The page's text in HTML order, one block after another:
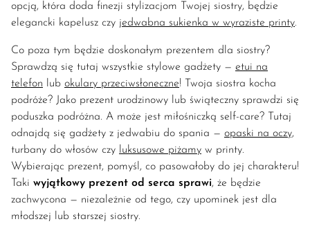
opcją, która doda finezji stylizacjom Twojej siostry, będzie
elegancki kapelusz czy jedwabna sukienka w wyraziste printy.
Co poza tym będzie doskonałym prezentem dla siostry?
Sprawdzą się tutaj wszystkie stylowe gadżety — etui na
telefon lub okulary przeciwsłoneczne! Twoja siostra kocha
podróże? Jako prezent urodzinowy lub świąteczny sprawdzi się
poduszka podróżna. A może jest miłośniczką self-care? Tutaj
odnajdą się gadżety z jedwabiu do spania — opaski na oczy,
turbany do włosów czy luksusowe piżamy w printy.
Wybierając prezent, pomyśl, co pasowałoby do jej charakteru!
Taki wyjątkowy prezent od serca sprawi, że będzie
zachwycona — niezależnie od tego, czy upominek jest dla
młodszej lub starszej siostry.